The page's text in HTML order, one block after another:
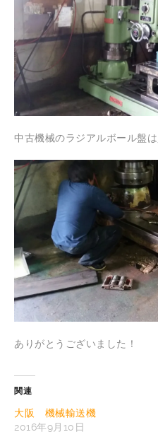
中古機械のラジアルボール盤
ありがとうございました！
関連
大阪 機械輸送機
2016年9月10日